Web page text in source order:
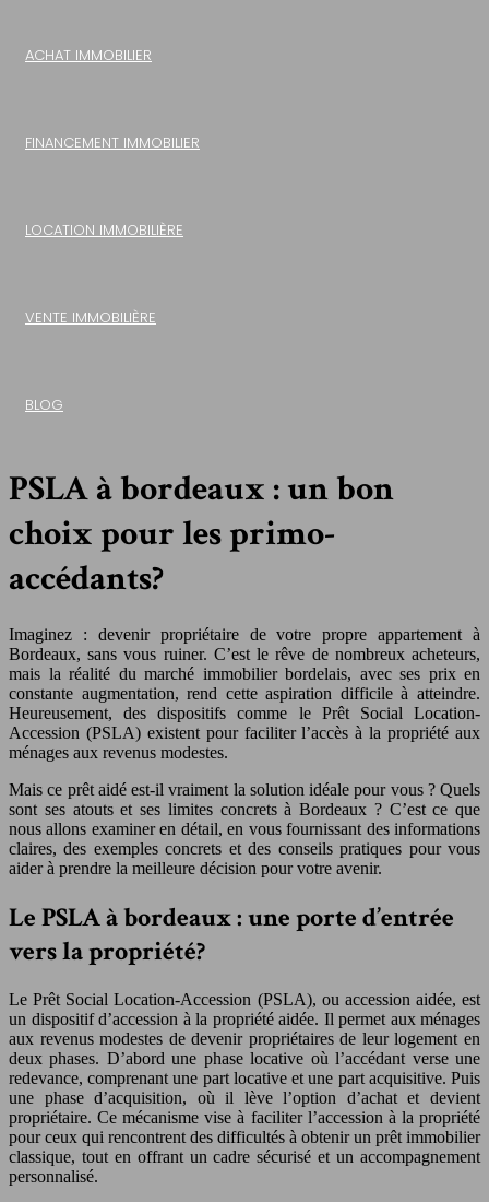
ACHAT IMMOBILIER
FINANCEMENT IMMOBILIER
LOCATION IMMOBILIÈRE
VENTE IMMOBILIÈRE
BLOG
PSLA à bordeaux : un bon
choix pour les primo-
accédants?
Imaginez : devenir propriétaire de votre propre appartement à
Bordeaux, sans vous ruiner. C’est le rêve de nombreux acheteurs,
mais la réalité du marché immobilier bordelais, avec ses prix en
constante augmentation, rend cette aspiration difficile à atteindre.
Heureusement, des dispositifs comme le Prêt Social Location-
Accession (PSLA) existent pour faciliter l’accès à la propriété aux
ménages aux revenus modestes.
Mais ce prêt aidé est-il vraiment la solution idéale pour vous ? Quels
sont ses atouts et ses limites concrets à Bordeaux ? C’est ce que
nous allons examiner en détail, en vous fournissant des informations
claires, des exemples concrets et des conseils pratiques pour vous
aider à prendre la meilleure décision pour votre avenir.
Le PSLA à bordeaux : une porte d’entrée
vers la propriété?
Le Prêt Social Location-Accession (PSLA), ou accession aidée, est
un dispositif d’accession à la propriété aidée. Il permet aux ménages
aux revenus modestes de devenir propriétaires de leur logement en
deux phases. D’abord une phase locative où l’accédant verse une
redevance, comprenant une part locative et une part acquisitive. Puis
une phase d’acquisition, où il lève l’option d’achat et devient
propriétaire. Ce mécanisme vise à faciliter l’accession à la propriété
pour ceux qui rencontrent des difficultés à obtenir un prêt immobilier
classique, tout en offrant un cadre sécurisé et un accompagnement
personnalisé.